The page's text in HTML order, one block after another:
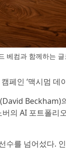
베컴과 함께하는 글
페인 ‘맥시멈
의 AI 포트폴
수를 넘어섰다.